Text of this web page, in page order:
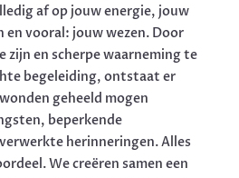
af op jouw energie, jouw
vooral: jouw wezen. Door
zijn en scherpe waarneming te
begeleiding, ontstaat er
geheeld mogen
beperkende
herinneringen. Alles
We creëren samen een